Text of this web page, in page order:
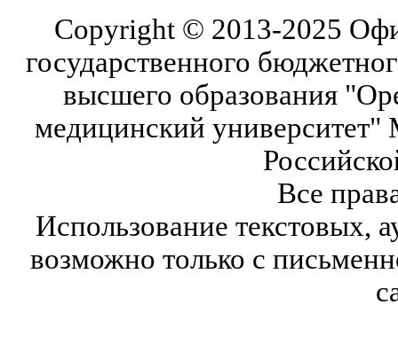
Copyright © 2013-2025
государственного
высшего образования
медицинский университет"
Все
Использование текстовых,
возможно только с